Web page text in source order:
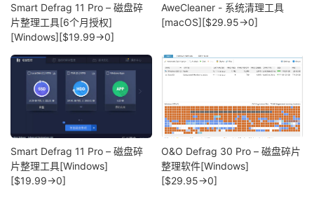
Smart Defrag 11 Pro – 磁盘碎
片整理工具[6个月授权]
[Windows][$19.99→0]
AweCleaner - 系统清理工具
[macOS][$29.95→0]
Smart Defrag 11 Pro – 磁盘碎
片整理工具[Windows]
[$19.99→0]
O&O Defrag 30 Pro – 磁盘碎片
整理软件[Windows]
[$29.95→0]